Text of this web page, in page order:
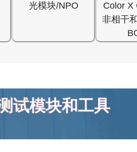
光模块/NPO
Color X
非相干
试模块和工具